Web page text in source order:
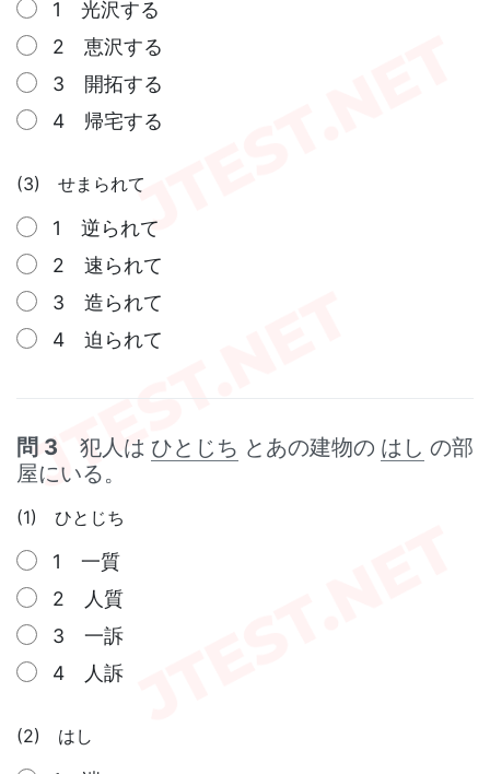
1 光沢する
2 恵沢する
3 開拓する
4 帰宅する
(3) せまられて
1 逆られて
2 速られて
3 造られて
4 迫られて
問 3 犯人は ひとじち とあの建物の はし の部
屋にいる。
(1) ひとじち
1 一質
2 人質
3 一訴
4 人訴
(2) はし